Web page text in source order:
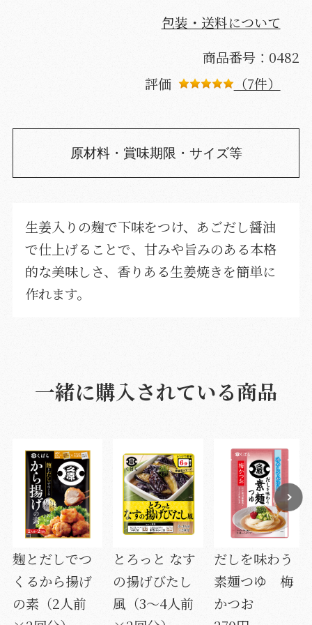
包装・送料について
商品番号：0482
評価
（7件）
原材料・賞味期限・サイズ等
生姜入りの麹で下味をつけ、あごだし醤油
で仕上げることで、甘みや旨みのある本格
的な美味しさ、香りある生姜焼きを簡単に
作れます。
一緒に購入されている商品
麹とだしでつ
くるから揚げ
の素（2人前
とろっと なす
の揚げびたし
風（3～4人前
だしを味わう
素麺つゆ 梅
かつお